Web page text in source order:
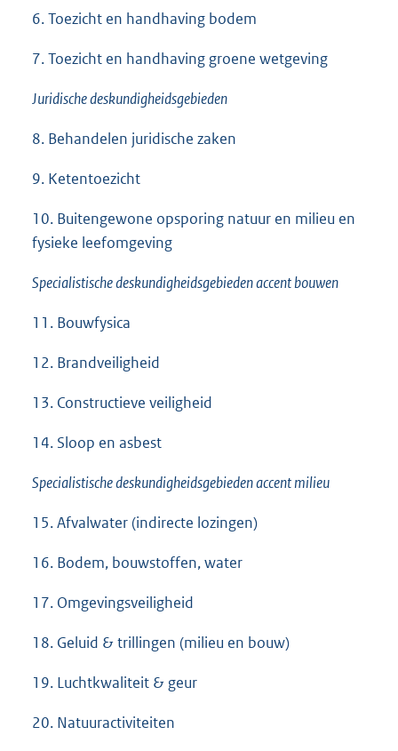
6. Toezicht en handhaving bodem
7. Toezicht en handhaving groene wetgeving
Juridische deskundigheidsgebieden
8. Behandelen juridische zaken
9. Ketentoezicht
10. Buitengewone opsporing natuur en milieu en
fysieke leefomgeving
Specialistische deskundigheidsgebieden accent bouwen
11. Bouwfysica
12. Brandveiligheid
13. Constructieve veiligheid
14. Sloop en asbest
Specialistische deskundigheidsgebieden accent milieu
15. Afvalwater (indirecte lozingen)
16. Bodem, bouwstoffen, water
17. Omgevingsveiligheid
18. Geluid & trillingen (milieu en bouw)
19. Luchtkwaliteit & geur
20. Natuuractiviteiten